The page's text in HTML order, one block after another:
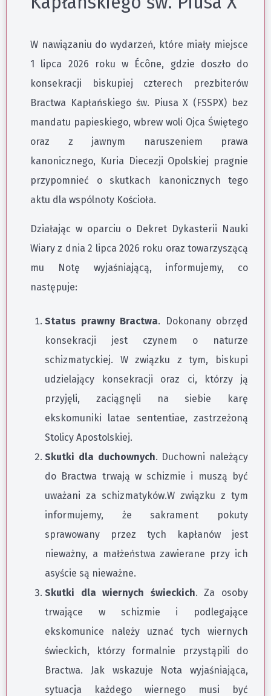
W nawiązaniu do wydarzeń, które miały miejsce
1 lipca 2026 roku w Écône, gdzie doszło do
konsekracji biskupiej czterech prezbiterów
Bractwa Kapłańskiego św. Piusa X (FSSPX) bez
mandatu papieskiego, wbrew woli Ojca Świętego
oraz z jawnym naruszeniem prawa
kanonicznego, Kuria Diecezji Opolskiej pragnie
przypomnieć o skutkach kanonicznych tego
aktu dla wspólnoty Kościoła.
Działając w oparciu o Dekret Dykasterii Nauki
Wiary z dnia 2 lipca 2026 roku oraz towarzyszącą
mu Notę wyjaśniającą, informujemy, co
następuje:
Status prawny Bractwa. Dokonany obrzęd
konsekracji jest czynem o naturze
schizmatyckiej. W związku z tym, biskupi
udzielający konsekracji oraz ci, którzy ją
przyjęli, zaciągnęli na siebie karę
ekskomuniki latae sententiae, zastrzeżoną
Stolicy Apostolskiej.
Skutki dla duchownych. Duchowni należący
do Bractwa trwają w schizmie i muszą być
uważani za schizmatyków.W związku z tym
informujemy, że sakrament pokuty
sprawowany przez tych kapłanów jest
nieważny, a małżeństwa zawierane przy ich
asyście są nieważne.
Skutki dla wiernych świeckich. Za osoby
trwające w schizmie i podlegające
ekskomunice należy uznać tych wiernych
świeckich, którzy formalnie przystąpili do
Bractwa. Jak wskazuje Nota wyjaśniająca,
sytuacja każdego wiernego musi być